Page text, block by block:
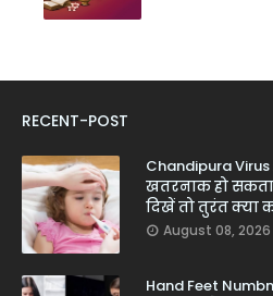
RECENT-POST
Chandipura Virus
खतरनाक हो सकता
दिखें तो तुरंत क्या
August 08, 2026
Hand Feet